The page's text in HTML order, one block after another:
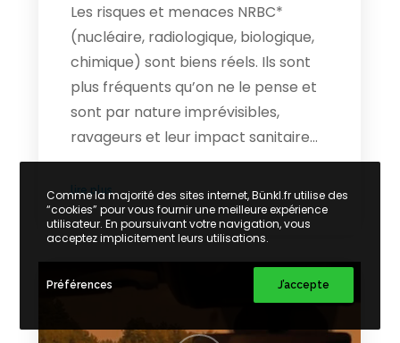
Les risques et menaces NRBC*
(nucléaire, radiologique, biologique,
chimique) sont biens réels. Ils sont
plus fréquents qu’on ne le pense et
sont par nature imprévisibles,
ravageurs et leur impact sanitaire…
lire plus
Comme la majorité des sites internet, Bünkl.fr utilise des
“cookies” pour vous fournir une meilleure expérience
utilisateur. En poursuivant votre navigation, vous
acceptez implicitement leurs utilisations.
Préférences J’accepte